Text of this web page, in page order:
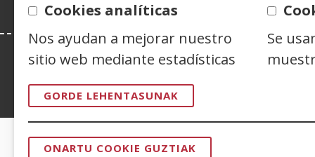
Cookies analíticas
Nos ayudan a mejorar nuestro
sitio web mediante estadísticas
Se
GORDE LEHENTASUNAK
ONARTU COOKIE GUZTIAK
Esta web se ajusta a lo establecido en
CERTIFICADOS DE CALIDAD